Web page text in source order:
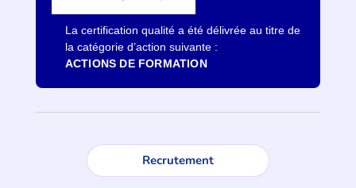
La certification qualité a été délivrée au titre de
la catégorie d’action suivante :
ACTIONS DE FORMATION
Recrutement